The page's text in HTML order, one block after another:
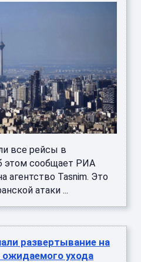
все рейсы в
этом сообщает РИА
агентство Tasnim. Это
атаки ...
развертывание на
ухода